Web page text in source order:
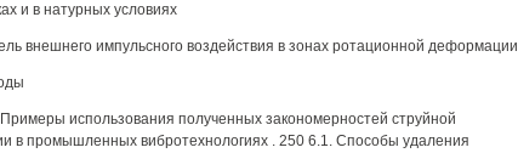
и в натурных условиях
внешнего импульсного воздействия в зонах ротационной деформации
Примеры использования полученных закономерностей струйной
в промышленных вибротехнологиях . 250 6.1. Способы удаления